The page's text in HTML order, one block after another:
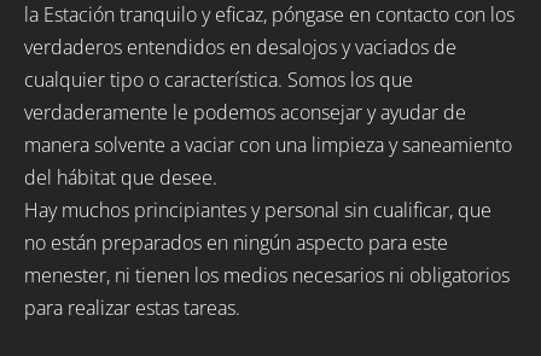
la Estación tranquilo y eficaz, póngase en contacto con los
verdaderos entendidos en desalojos y vaciados de
cualquier tipo o característica. Somos los que
verdaderamente le podemos aconsejar y ayudar de
manera solvente a vaciar con una limpieza y saneamiento
del hábitat que desee.
Hay muchos principiantes y personal sin cualificar, que
no están preparados en ningún aspecto para este
menester, ni tienen los medios necesarios ni obligatorios
para realizar estas tareas.